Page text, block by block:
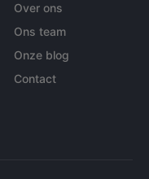
Over ons
Ons team
Onze blog
Contact